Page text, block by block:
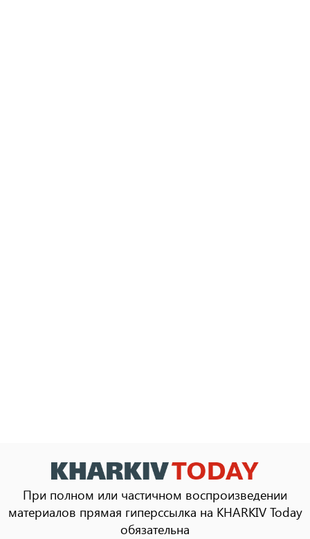
При полном или частичном воспроизведении
материалов прямая гиперссылка на KHARKIV Today
обязательна